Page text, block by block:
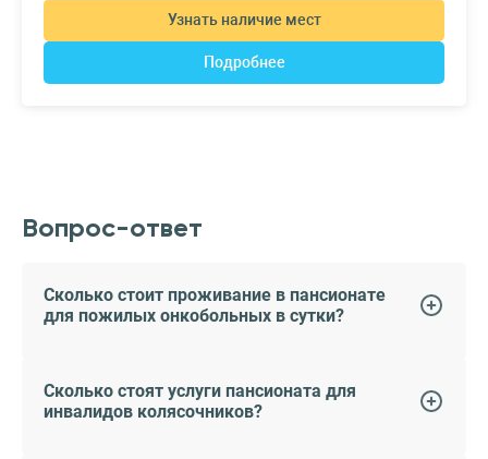
Узнать наличие мест
Подробнее
Вопрос-ответ
Сколько стоит проживание в пансионате
для пожилых онкобольных в сутки?
Сколько стоят услуги пансионата для
инвалидов колясочников?